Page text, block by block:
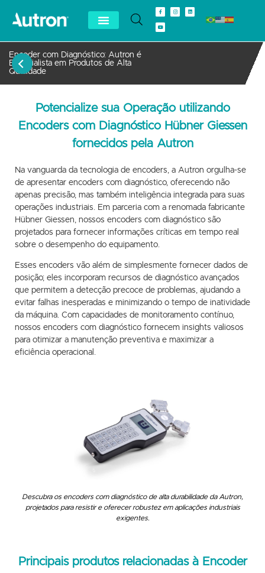
Encoder com Diagnóstico: Autron é
Especialista em Produtos de Alta
Qualidade
Descubra os encoders com diagnóstico de alta durabilidade da Autron,
projetados para resistir e oferecer robustez em aplicações industriais
exigentes.
Potencialize sua Operação utilizando
Encoders com Diagnóstico Hübner Giessen
fornecidos pela Autron
Na vanguarda da tecnologia de encoders, a Autron orgulha-se
de apresentar encoders com diagnóstico, oferecendo não
apenas precisão, mas também inteligência integrada para suas
operações industriais. Em parceria com a renomada fabricante
Hübner Giessen, nossos encoders com diagnóstico são
projetados para fornecer informações críticas em tempo real
sobre o desempenho do equipamento.
Esses encoders vão além de simplesmente fornecer dados de
posição; eles incorporam recursos de diagnóstico avançados
que permitem a detecção precoce de problemas, ajudando a
evitar falhas inesperadas e minimizando o tempo de inatividade
da máquina. Com capacidades de monitoramento contínuo,
nossos encoders com diagnóstico fornecem insights valiosos
para otimizar a manutenção preventiva e maximizar a
eficiência operacional.
Principais produtos relacionadas à Encoder